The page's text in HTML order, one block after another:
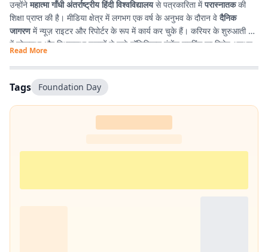
उन्होंनेमहात्मा गाँधी अंतर्राष्ट्रीय हिंदी विश्वविद्यालयसे पत्रकारिता मेंपरास्नातककी
शिक्षा प्राप्त की है। मीडिया क्षेत्र में लगभग एक वर्ष के अनुभव के दौरान वेदैनिक
जागरणमें न्यूज़ राइटर और रिपोर्टर के रूप में कार्य कर चुके हैं। करियर के शुरुआती दौर
में लोकसभा और विधानसभा चुनावों से जुड़े पॉलिटिकल कंटेंट राइटिंग का विशेष अनुभव
प्राप्त किया। इसके अतिरिक्त उन्होंने
किया है, जिसके कारण साहित्य, पठन-पाठन, लेखन और कविता-सृजन में उनकी विशेष
रुचि है। सटीक, निष्पक्ष और प्रभावशाली लेखन के माध्यम से पाठकों तक विश्वसनीय
जानकारी पहुँचाना उनकी पेशेवर पहचान है।
Read More
Tags Foundation Day